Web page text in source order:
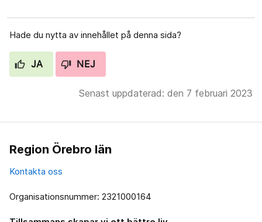
Hade du nytta av innehållet på denna sida?
JA NEJ
Senast uppdaterad: den 7 februari 2023
Region Örebro län
Kontakta oss
Organisationsnummer: 2321000164